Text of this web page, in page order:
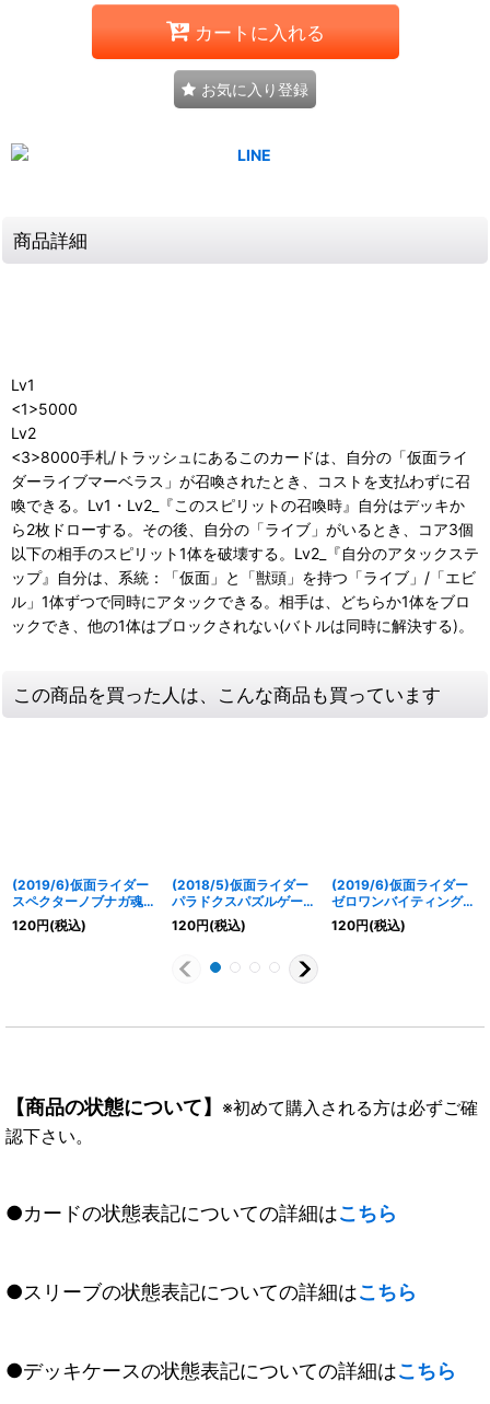
カートに入れる
お気に入り登録
商品詳細
Lv1
<1>5000
Lv2
<3>8000手札/トラッシュにあるこのカードは、自分の「仮面ライ
ダーライブマーベラス」が召喚されたとき、コストを支払わずに召
喚できる。Lv1・Lv2_『このスピリットの召喚時』自分はデッキか
ら2枚ドローする。その後、自分の「ライブ」がいるとき、コア3個
以下の相手のスピリット1体を破壊する。Lv2_『自分のアタックステ
ップ』自分は、系統：「仮面」と「獣頭」を持つ「ライブ」/「エビ
ル」1体ずつで同時にアタックできる。相手は、どちらか1体をブロ
ックでき、他の1体はブロックされない(バトルは同時に解決する)。
この商品を買った人は、こんな商品も買っています
(2019/6)仮面ライダー
スペクターノブナガ魂
【C】{CB10-032}
《紫》
120円(税込)
(2018/5)仮面ライダー
パラドクスパズルゲーマ
ーレベル50【R】
{CB06-058}《白》
120円(税込)
(2019/6)仮面ライダー
ゼロワンバイティングシ
ャーク【C】{CB10-
046}《緑》
120円(税込)
【商品の状態について】 ※初めて購入される方は必ずご確
認下さい。
●カードの状態表記についての詳細はこちら
●スリーブの状態表記についての詳細はこちら
●デッキケースの状態表記についての詳細はこちら